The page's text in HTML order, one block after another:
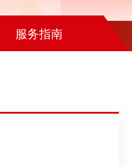
服务指南